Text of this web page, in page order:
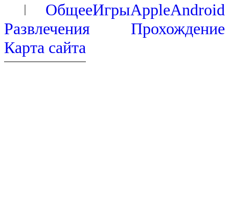
ОбщееИгрыAppleAndroid
Развлечения
Прохождение
Карта сайта